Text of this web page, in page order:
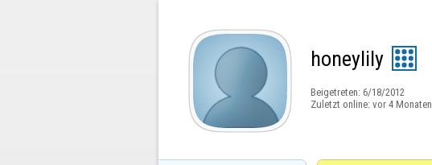
honeylily
Beigetreten: 6/18/2012
Zuletzt online: vor 4 Monaten